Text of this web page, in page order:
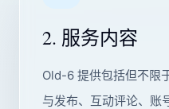
2. 服务内容
Old-6 提供包括但不限
与发布、互动评论、账